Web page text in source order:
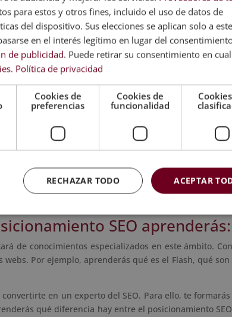
de Google
de contenidos
de marca
Meta
Organización de elementos
Dominios y subdomminios web
Trustrank
Linkbuilding
en los ámbitos del Comercio y del Marketing
¡Estudiar el Curso SEO!
SEO aprenderás:
de conocimientos especializados en este ámbito.
Por ejemplo, aprenderás qué es el Flash, qué
en un experto del SEO. Para ello, te
qué diferencia hay entre el posicionamiento
para estos y otros fines, incluido el uso de datos de
del dispositivo. Sus elecciones se aplican solo a
en el interés legítimo en lugar del
de publicidad. Puede retirar su consentimiento en
. Política de privacidad
Cookies de
preferencias
Cookies de
funcionalidad
ACEPTAR
RECHAZAR TODO